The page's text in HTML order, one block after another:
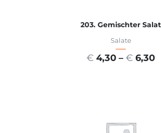
203. Gemischter Salat
Salate
€ 4,30 – € 6,30